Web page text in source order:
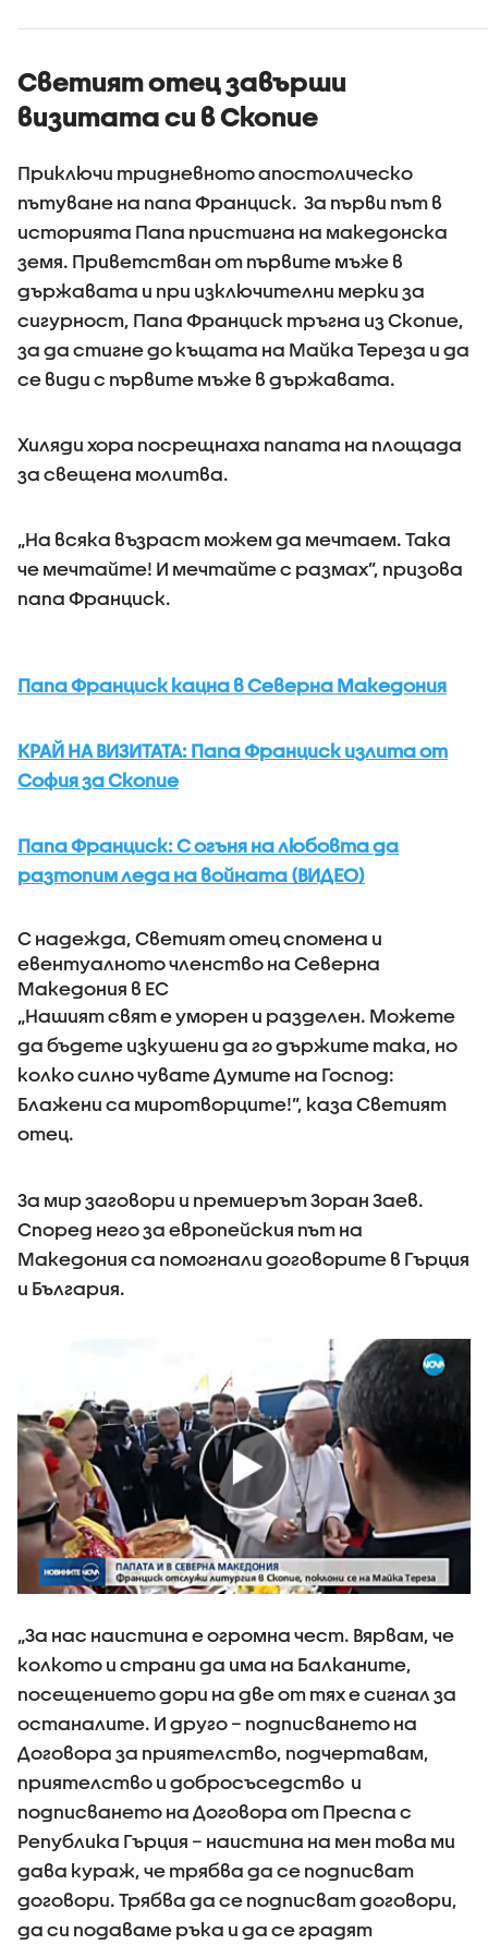
доверие през
управление
Светият отец завърши
визитата си в Скопие
Приключи тридневното апостолическо
пътуване на папа Франциск. За първи път в
историята Папа пристигна на македонска
земя. Приветстван от първите мъже в
държавата и при изключителни мерки за
сигурност, Папа Франциск тръгна из Скопие,
за да стигне до къщата на Майка Тереза и да
се види с първите мъже в държавата.
Хиляди хора посрещнаха папата на площада
за свещена молитва.
„На всяка възраст можем да мечтаем. Така
че мечтайте! И мечтайте с размах”, призова
папа Франциск.
Папа Франциск кацна в Северна Македония
КРАЙ НА ВИЗИТАТА: Папа Франциск излита от
София за Скопие
Папа Франциск: С огъня на любовта да
разтопим леда на войната (ВИДЕО)
С надежда, Светият отец спомена и
евентуалното членство на Северна
Македония в ЕС
„Нашият свят е уморен и разделен. Можете
да бъдете изкушени да го държите така, но
колко силно чувате Думите на Господ:
Блажени са миротворците!”, каза Светият
отец.
За мир заговори и премиерът Зоран Заев.
Според него за европейския път на
Македония са помогнали договорите в Гърция
и България.
„За нас наистина е огромна чест. Вярвам, че
колкото и страни да има на Балканите,
посещението дори на две от тях е сигнал за
останалите. И друго – подписването на
Договора за приятелство, подчертавам,
приятелство и добросъседство и
подписването на Договора от Преспа с
Република Гърция – наистина на мен това ми
дава кураж, че трябва да се подписват
договори. Трябва да се подписват договори,
да си подаваме ръка и да се градят